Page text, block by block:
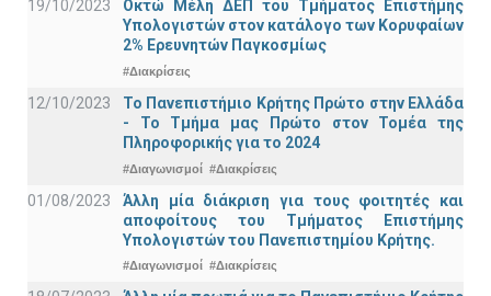
19/10/2023
Οκτώ Μέλη ΔΕΠ του Τμήματος Επιστήμης
Υπολογιστών στον κατάλογο των Κορυφαίων
2% Ερευνητών Παγκοσμίως
#Διακρίσεις
12/10/2023
Το Πανεπιστήμιο Κρήτης Πρώτο στην Ελλάδα
- Το Τμήμα μας Πρώτο στον Τομέα της
Πληροφορικής για το 2024
#Διαγωνισμοί #Διακρίσεις
01/08/2023
Άλλη μία διάκριση για τους φοιτητές και
αποφοίτους του Τμήματος Επιστήμης
Υπολογιστών του Πανεπιστημίου Κρήτης.
#Διαγωνισμοί #Διακρίσεις